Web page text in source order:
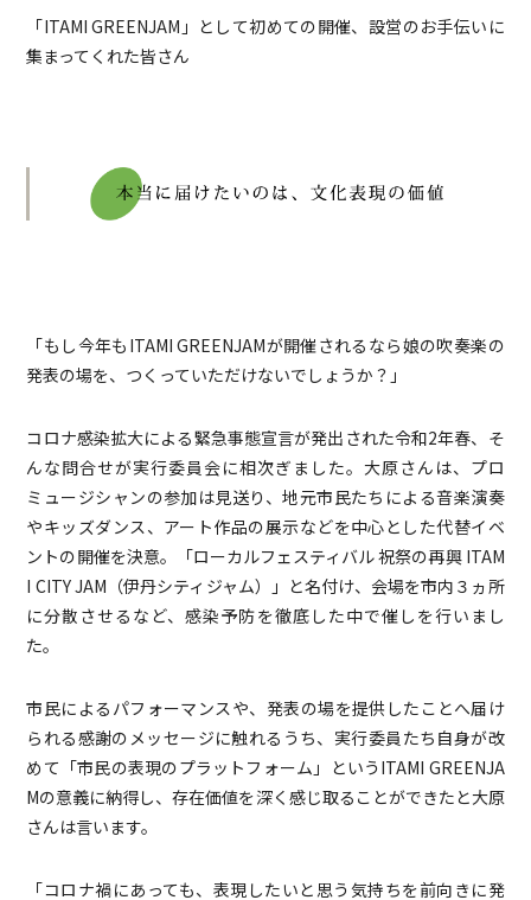
「ITAMI GREENJAM」として初めての開催、設営のお手伝いに
集まってくれた皆さん
「もし今年もITAMI GREENJAMが開催されるなら娘の吹奏楽の
発表の場を、つくっていただけないでしょうか？」
コロナ感染拡大による緊急事態宣言が発出された令和2年春、そ
んな問合せが実行委員会に相次ぎました。大原さんは、プロ
ミュージシャンの参加は見送り、地元市民たちによる音楽演奏
やキッズダンス、アート作品の展示などを中心とした代替イベ
ントの開催を決意。「ローカルフェスティバル 祝祭の再興 ITAM
I CITY JAM（伊丹シティジャム）」と名付け、会場を市内３ヵ所
に分散させるなど、感染予防を徹底した中で催しを行いまし
た。
市民によるパフォーマンスや、発表の場を提供したことへ届け
られる感謝のメッセージに触れるうち、実行委員たち自身が改
めて「市民の表現のプラットフォーム」というITAMI GREENJA
Mの意義に納得し、存在価値を深く感じ取ることができたと大原
さんは言います。
「コロナ禍にあっても、表現したいと思う気持ちを前向きに発